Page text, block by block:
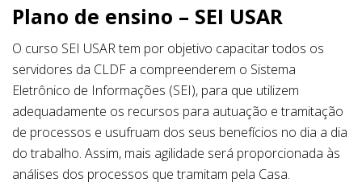
Plano de ensino – SEI USAR
O curso SEI USAR tem por objetivo capacitar todos os
servidores da CLDF a compreenderem o Sistema
Eletrônico de Informações (SEI), para que utilizem
adequadamente os recursos para autuação e tramitação
de processos e usufruam dos seus benefícios no dia a dia
do trabalho. Assim, mais agilidade será proporcionada às
análises dos processos que tramitam pela Casa.